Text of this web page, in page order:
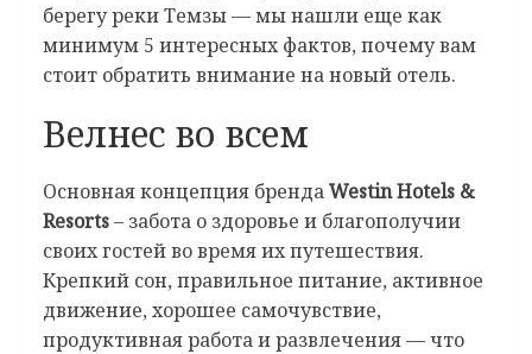
берегу реки Темзы — мы нашли еще как
минимум 5 интересных фактов, почему вам
стоит обратить внимание на новый отель.
Велнес во всем
Основная концепция брендаWestin Hotels &
Resorts– забота о здоровье и благополучии
своих гостей во время их путешествия.
Крепкий сон, правильное питание, активное
движение, хорошее самочувствие,
продуктивная работа и развлечения — что